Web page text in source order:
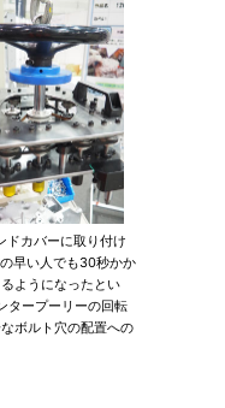
ドカバーに取り付け
早い人でも30秒かか
ようになったとい
タープーリーの回転
ボルト穴の配置への